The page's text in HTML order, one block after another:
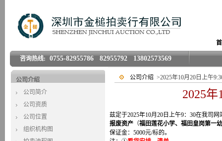
咨询热线: 0755-82955786 82955792 13802573569
公司介绍
公司简介
公司资质
公司位置
组织机构图
公司介绍 >2025年10月20日上午
2025
兹定于2025年10月20日上午9：30在我司网
报废资产 （福田莲花小学、福田皇岗第一
保证金：5000元/标的。